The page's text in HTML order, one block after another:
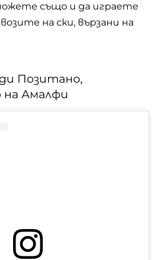
също и да играете
на ски, вързани на
Позитано,
Амалфи